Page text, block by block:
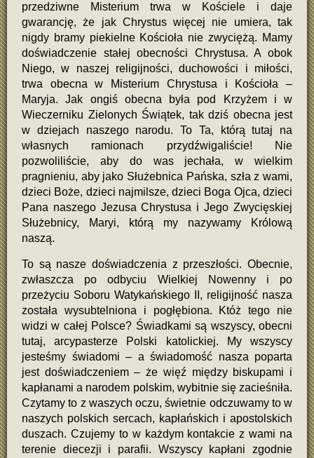
przedziwne Misterium trwa w Kościele i daje
gwarancję, że jak Chrystus więcej nie umiera, tak
nigdy bramy piekielne Kościoła nie zwyciężą. Mamy
doświadczenie stałej obecności Chrystusa. A obok
Niego, w naszej religijności, duchowości i miłości,
trwa obecna w Misterium Chrystusa i Kościoła –
Maryja. Jak ongiś obecna była pod Krzyżem i w
Wieczerniku Zielonych Świątek, tak dziś obecna jest
w dziejach naszego narodu. To Ta, którą tutaj na
własnych ramionach przydźwigaliście! Nie
pozwoliliście, aby do was jechała, w wielkim
pragnieniu, aby jako Służebnica Pańska, szła z wami,
dzieci Boże, dzieci najmilsze, dzieci Boga Ojca, dzieci
Pana naszego Jezusa Chrystusa i Jego Zwycięskiej
Służebnicy, Maryi, którą my nazywamy Królową
naszą.
To są nasze doświadczenia z przeszłości. Obecnie,
zwłaszcza po odbyciu Wielkiej Nowenny i po
przeżyciu Soboru Watykańskiego II, religijność nasza
została wysubtelniona i pogłębiona. Któż tego nie
widzi w całej Polsce? Świadkami są wszyscy, obecni
tutaj, arcypasterze Polski katolickiej. My wszyscy
jesteśmy świadomi – a świadomość nasza poparta
jest doświadczeniem – że więź między biskupami i
kapłanami a narodem polskim, wybitnie się zacieśniła.
Czytamy to z waszych oczu, świetnie odczuwamy to w
naszych polskich sercach, kapłańskich i apostolskich
duszach. Czujemy to w każdym kontakcie z wami na
terenie diecezji i parafii. Wszyscy kapłani zgodnie